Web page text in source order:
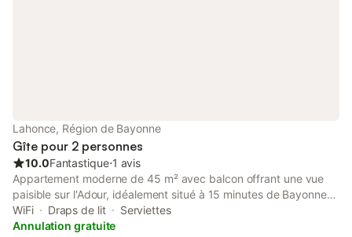
Lahonce, Région de Bayonne
Gîte pour 2 personnes
10.0Fantastique⋅1 avis
Appartement moderne de 45 m² avec balcon offrant une vue
paisible sur l'Adour, idéalement situé à 15 minutes de Bayonne
et 20 minutes de Biarritz. Il dispose d'une cuisine entièrement
équipée (four, micro-ondes, machine à café), d'un salon avec
WiFi Draps de lit
Serviettes
Annulation gratuite